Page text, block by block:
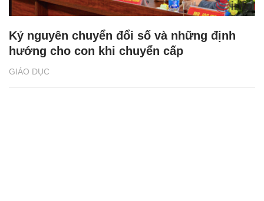
GIÁO DỤC
Kỷ nguyên chuyển đổi số và những định
hướng cho con khi chuyển cấp